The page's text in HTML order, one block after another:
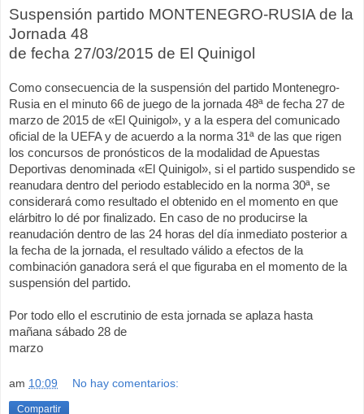
Suspensión partido MONTENEGRO-RUSIA de la
Jornada 48
de fecha 27/03/2015 de El Quinigol
Como consecuencia de la suspensión del partido Montenegro-
Rusia en el minuto 66 de juego de la jornada 48ª de fecha 27 de
marzo de 2015 de «El Quinigol», y a la espera del comunicado
oficial de la UEFA y de acuerdo a la norma 31ª de las que rigen
los concursos de pronósticos de la modalidad de Apuestas
Deportivas denominada «El Quinigol», si el partido suspendido se
reanudara dentro del periodo establecido en la norma 30ª, se
considerará como resultado el obtenido en el momento en que
elárbitro lo dé por finalizado. En caso de no producirse la
reanudación dentro de las 24 horas del día inmediato posterior a
la fecha de la jornada, el resultado válido a efectos de la
combinación ganadora será el que figuraba en el momento de la
suspensión del partido.
Por todo ello el escrutinio de esta jornada se aplaza hasta
mañana sábado 28 de
marzo
am 10:09 No hay comentarios:
Compartir